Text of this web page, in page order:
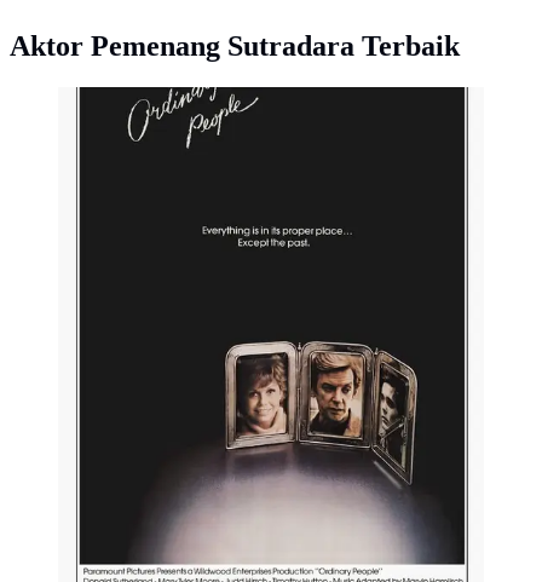
Aktor Pemenang Sutradara Terbaik
Poster film Ordinary People. (Foto: Dok. Paramount